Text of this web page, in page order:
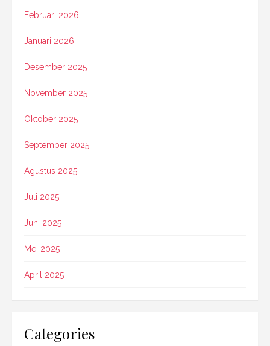
Februari 2026
Januari 2026
Desember 2025
November 2025
Oktober 2025
September 2025
Agustus 2025
Juli 2025
Juni 2025
Mei 2025
April 2025
Categories